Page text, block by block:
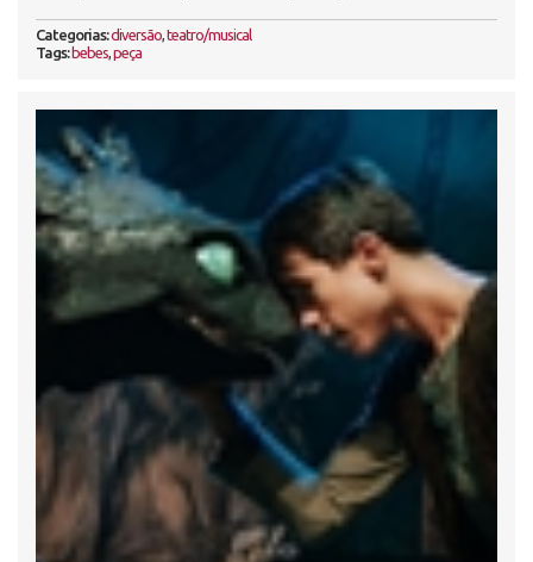
Categorias:diversão,teatro/musical
Tags: bebes,peça